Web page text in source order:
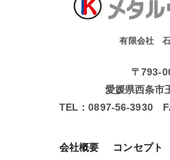
有限会社
〒793-
愛媛県西条市
TEL：0897-56-3930
会社概要 コンセプト